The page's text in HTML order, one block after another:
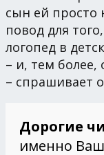
сын ей просто
повод для
логопед в
– и, тем более,
– спрашивает
Дорогие
именно